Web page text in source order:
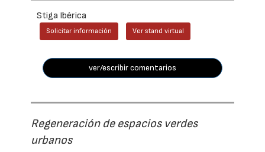
Stiga Ibérica
Solicitar información Ver stand virtual
ver/escribir comentarios
Regeneración de espacios verdes
urbanos